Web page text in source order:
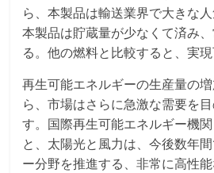
ら、本製品は輸送業界で大きな人
本製品は貯蔵量が少なくて済み
る。他の燃料と比較すると、実現
再生可能エネルギーの生産量の
ら、市場はさらに急激な需要を
す。国際再生可能エネルギー機
と、太陽光と風力は、今後数年
ー分野を推進する、非常に高性